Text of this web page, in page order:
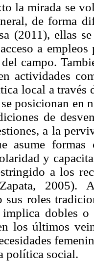
la mirada se
de forma
(2011), ellas
a
campo.
actividades
local a través
posicionan en
de
a la
asume
y
a los
2005).
sus roles
dobles o
los últimos
política social.